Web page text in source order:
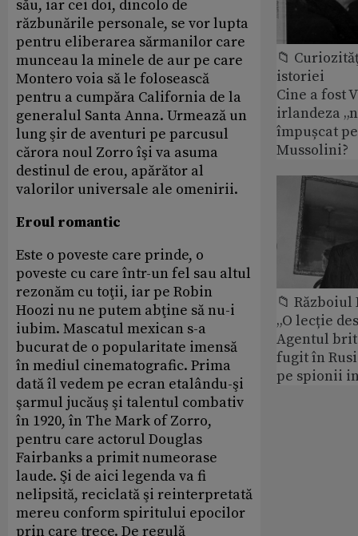
său, iar cei doi, dincolo de
răzbunările personale, se vor lupta
pentru eliberarea sărmanilor care
munceau la minele de aur pe care
Montero voia să le folosească
pentru a cumpăra California de la
generalul Santa Anna. Urmează un
lung şir de aventuri pe parcusul
cărora noul Zorro îşi va asuma
destinul de erou, apărător al
valorilor universale ale omenirii.
Eroul romantic
Este o poveste care prinde, o
poveste cu care într-un fel sau altul
rezonăm cu toţii, iar pe Robin
Hoozi nu ne putem abţine să nu-i
iubim. Mascatul mexican s-a
bucurat de o popularitate imensă
în mediul cinematografic. Prima
dată îl vedem pe ecran etalându-şi
şarmul jucăuş şi talentul combativ
în 1920, în The Mark of Zorro,
pentru care actorul Douglas
Fairbanks a primit numeorase
laude. Şi de aici legenda va fi
nelipsită, reciclată şi reinterpretată
mereu conform spiritului epocilor
prin care trece. De regulă
📁
istoriei
Cine a fost
irlandeza
împușcat
Mussolini?
📁 Războiul
„O lecție
Agentul
fugit în
pe spionii